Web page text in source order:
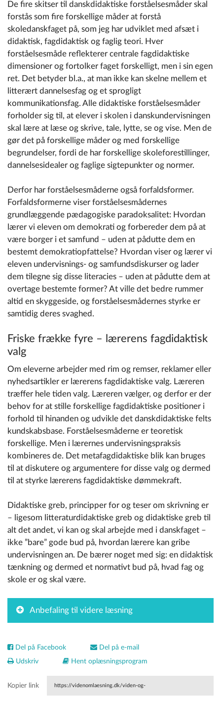
De fire skitser til danskdidaktiske forståelsesmåder skal
forstås som fire forskellige måder at forstå
skoledanskfaget på, som jeg har udviklet med afsæt i
didaktisk, fagdidaktisk og faglig teori. Hver
forståelsesmåde reflekterer centrale fagdidaktiske
dimensioner og fortolker faget forskelligt, men i sin egen
ret. Det betyder bl.a., at man ikke kan skelne mellem et
litterært dannelsesfag og et sprogligt
kommunikationsfag. Alle didaktiske forståelsesmåder
forholder sig til, at elever i skolen i danskundervisningen
skal lære at læse og skrive, tale, lytte, se og vise. Men de
gør det på forskellige måder og med forskellige
begrundelser, fordi de har forskellige skoleforestillinger,
dannelsesidealer og faglige sigtepunkter og normer.
Derfor har forståelsesmåderne også forfaldsformer.
Forfaldsformerne viser forståelsesmådernes
grundlæggende pædagogiske paradoksalitet: Hvordan
lærer vi eleven om demokrati og forbereder dem på at
være borger i et samfund – uden at pådutte dem en
bestemt demokratiopfattelse? Hvordan viser og lærer vi
eleven undervisnings- og samfundsdiskurser og lader
dem tilegne sig disse literacies – uden at pådutte dem at
overtage bestemte former? At ville det bedre rummer
altid en skyggeside, og forståelsesmådernes styrke er
samtidig deres svaghed.
Friske frække fyre – lærerens fagdidaktisk
valg
Om eleverne arbejder med rim og remser, reklamer eller
nyhedsartikler er lærerens fagdidaktiske valg. Læreren
træffer hele tiden valg. Læreren vælger, og derfor er der
behov for at stille forskellige fagdidaktiske positioner i
forhold til hinanden og udvikle det danskdidaktiske felts
kundskabsbase. Forståelsesmåderne er teoretisk
forskellige. Men i lærernes undervisningspraksis
kombineres de. Det metafagdidaktiske blik kan bruges
til at diskutere og argumentere for disse valg og dermed
til at styrke lærerens fagdidaktiske dømmekraft.
Didaktiske greb, principper for og teser om skrivning er
– ligesom litteraturdidaktiske greb og didaktiske greb til
alt det andet, vi kan og skal arbejde med i danskfaget –
ikke ”bare” gode bud på, hvordan lærere kan gribe
undervisningen an. De bærer noget med sig: en didaktisk
tænkning og dermed et normativt bud på, hvad fag og
skole er og skal være.
Anbefaling til videre læsning
Del på Facebook
Del på e-mail
Udskriv
Hent oplæsningsprogram
Kopier link https://videnomlaesning.dk/viden-og-